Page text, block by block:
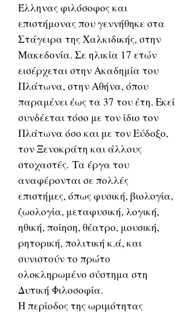
Έλληνας φιλόσοφος και
επιστήμονας που γεννήθηκε στα
Στάγειρα της Χαλκιδικής, στην
Μακεδονία. Σε ηλικία 17 ετών
εισέρχεται στην Ακαδημία του
Πλάτωνα, στην Αθήνα, όπου
παραμένει έως τα 37 του έτη. Εκεί
συνδέεται τόσο με τον ίδιο τον
Πλάτωνα όσο και με τον Εύδοξο,
τον Ξενοκράτη και άλλους
στοχαστές. Τα έργα του
αναφέρονται σε πολλές
επιστήμες, όπως φυσική, βιολογία,
ζωολογία, μεταφυσική, λογική,
ηθική, ποίηση, θέατρο, μουσική,
ρητορική, πολιτική κ.ά, και
συνιστούν το πρώτο
ολοκληρωμένο σύστημα στη
Δυτική Φιλοσοφία.
Η περίοδος της ωριμότητας